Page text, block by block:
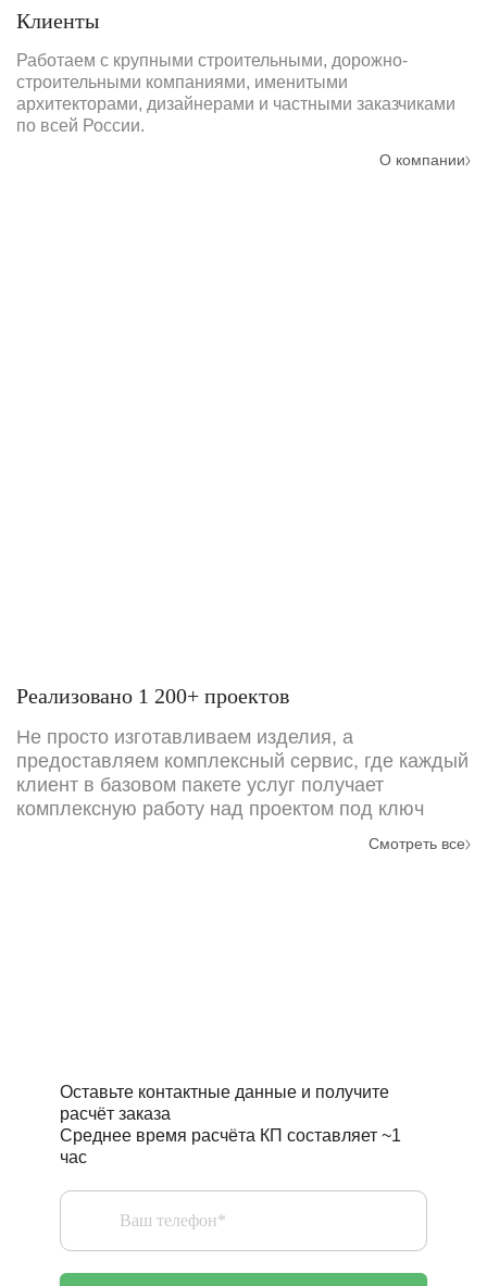
Клиенты
Работаем с крупными строительными, дорожно-
строительными компаниями, именитыми
архитекторами, дизайнерами и частными заказчиками
по всей России.
О компании
Реализовано 1 200+ проектов
Не просто изготавливаем изделия, а
предоставляем комплексный сервис, где каждый
клиент в базовом пакете услуг получает
комплексную работу над проектом под ключ
Смотреть все
Оставьте контактные данные и получите
расчёт заказа
Среднее время расчёта КП составляет ~1
час